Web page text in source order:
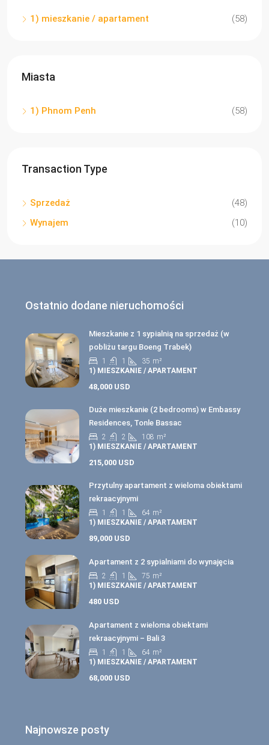
1) mieszkanie / apartament (58)
Miasta
1) Phnom Penh (58)
Transaction Type
Sprzedaż
(48)
Wynajem
(10)
Ostatnio dodane nieruchomości
Mieszkanie z 1 sypialnią na sprzedaż (w
pobliżu targu Boeng Trabek)
1 1 35 m²
1) MIESZKANIE / APARTAMENT
48,000 USD
Duże mieszkanie (2 bedrooms) w Embassy
Residences, Tonle Bassac
2 2 108 m²
1) MIESZKANIE / APARTAMENT
215,000 USD
Przytulny apartament z wieloma obiektami
rekraacyjnymi
1 1 64 m²
1) MIESZKANIE / APARTAMENT
89,000 USD
Apartament z 2 sypialniami do wynajęcia
2 1 75 m²
1) MIESZKANIE / APARTAMENT
480 USD
Apartament z wieloma obiektami
rekraacyjnymi – Bali 3
1 1 64 m²
1) MIESZKANIE / APARTAMENT
68,000 USD
Najnowsze posty